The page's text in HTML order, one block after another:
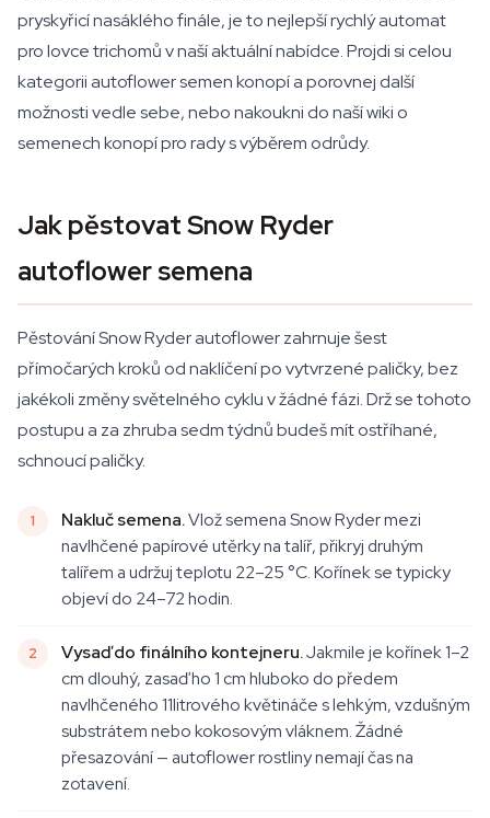
pryskyřicí nasáklého finále, je to nejlepší rychlý automat
pro lovce trichomů v naší aktuální nabídce. Projdi si celou
kategorii autoflower semen konopí a porovnej další
možnosti vedle sebe, nebo nakoukni do naší wiki o
semenech konopí pro rady s výběrem odrůdy.
Jak pěstovat Snow Ryder
autoflower semena
Pěstování Snow Ryder autoflower zahrnuje šest
přímočarých kroků od naklíčení po vytvrzené paličky, bez
jakékoli změny světelného cyklu v žádné fázi. Drž se tohoto
postupu a za zhruba sedm týdnů budeš mít ostříhané,
schnoucí paličky.
Nakluč semena.Vlož semena Snow Ryder mezi
navlhčené papírové utěrky na talíř, přikryj druhým
talířem a udržuj teplotu 22–25 °C. Kořínek se typicky
objeví do 24–72 hodin.
Vysaď do finálního kontejneru.Jakmile je kořínek 1–2
cm dlouhý, zasaď ho 1 cm hluboko do předem
navlhčeného 11litrového květináče s lehkým, vzdušným
substrátem nebo kokosovým vláknem. Žádné
přesazování — autoflower rostliny nemají čas na
zotavení.